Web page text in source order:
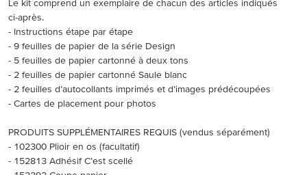
Le kit comprend un exemplaire de chacun des articles indiqués
ci-après.
- Instructions étape par étape
- 9 feuilles de papier de la série Design
- 5 feuilles de papier cartonné à deux tons
- 2 feuilles de papier cartonné Saule blanc
- 2 feuilles d’autocollants imprimés et d’images prédécoupées
- Cartes de placement pour photos
PRODUITS SUPPLÉMENTAIRES REQUIS (vendus séparément)
- 102300 Plioir en os (facultatif)
- 152813 Adhésif C’est scellé